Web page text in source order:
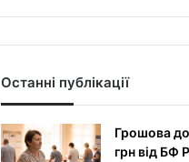
Останні публікації
Грошова
грн від БФ